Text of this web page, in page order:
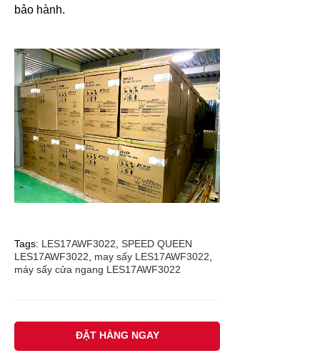
bảo hành.
Tags: LES17AWF3022, SPEED QUEEN
LES17AWF3022, may sấy LES17AWF3022,
máy sấy cửa ngang LES17AWF3022
ĐẶT HÀNG NGAY